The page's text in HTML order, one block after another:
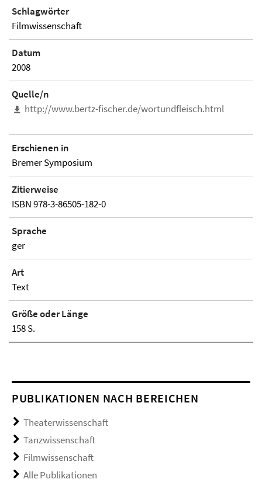
Schlagwörter
Filmwissenschaft
Datum
2008
Quelle/n
http://www.bertz-fischer.de/wortundfleisch.html
Erschienen in
Bremer Symposium
Zitierweise
ISBN 978-3-86505-182-0
Sprache
ger
Art
Text
Größe oder Länge
158 S.
PUBLIKATIONEN NACH BEREICHEN
Theaterwissenschaft
Tanzwissenschaft
Filmwissenschaft
Alle Publikationen